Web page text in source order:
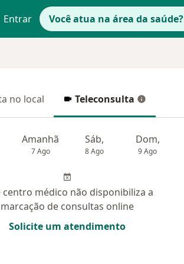
Entrar Você atua na área da saúde?
no local
no local Teleconsulta
Teleconsulta
Amanhã
7 Ago
Sáb,
8 Ago
Dom,
9 Ago
centro médico não disponibiliza a
marcação de consultas online
Solicite um atendimento